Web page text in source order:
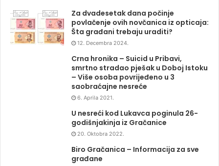
Za dvadesetak dana počinje
povlačenje ovih novčanica iz opticaja:
Šta građani trebaju uraditi?
12. Decembra 2024.
Crna hronika – Suicid u Pribavi,
smrtno stradao pješak u Doboj Istoku
– Više osoba povrijeđeno u 3
saobraćajne nesreće
6. Aprila 2021.
U nesreći kod Lukavca poginula 26-
godišnjakinja iz Gračanice
20. Oktobra 2022.
Biro Gračanica – Informacija za sve
građane